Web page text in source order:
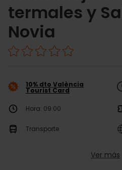
termales y
Novia
10% dto València
Tourist Card
Hora: 09:00
Transporte
Ver más